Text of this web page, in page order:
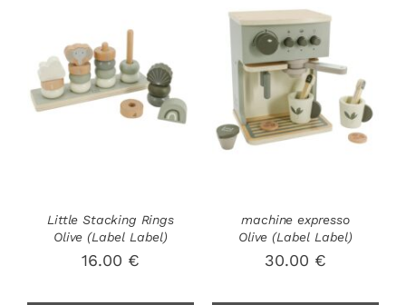
DÉTAILS
Little Stacking Rings
Olive (Label Label)
16.00 €
DÉTAILS
machine expresso
Olive (Label Label)
30.00 €